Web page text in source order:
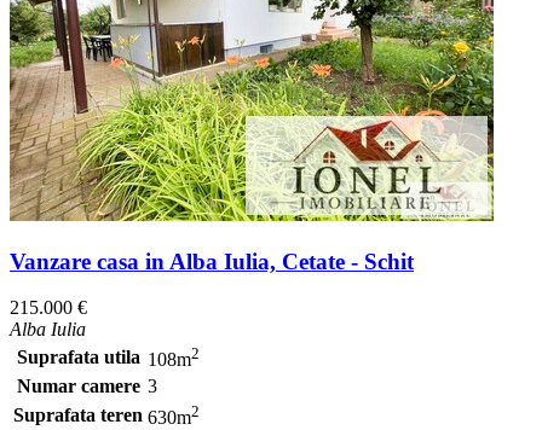
Vanzare casa in Alba Iulia, Cetate - Schit
215.000 €
Alba Iulia
Suprafata utila 108m2
Numar camere 3
Suprafata teren 630m2